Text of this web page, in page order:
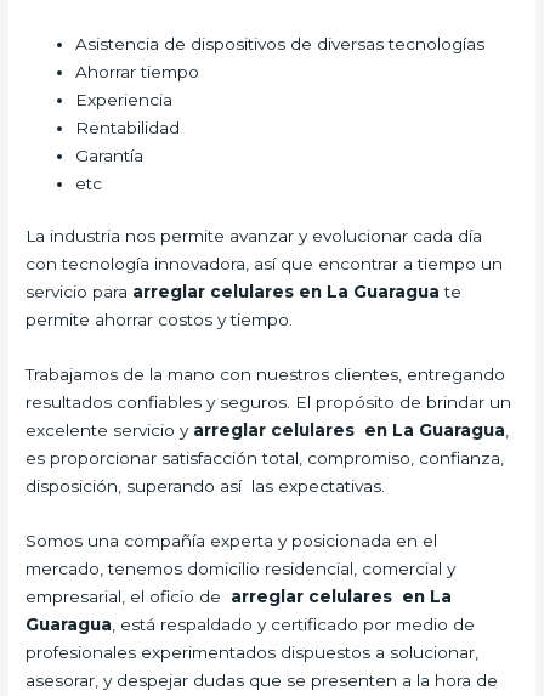
Asistencia de dispositivos de diversas tecnologías
Ahorrar tiempo
Experiencia
Rentabilidad
Garantía
etc
La industria nos permite avanzar y evolucionar cada día
con tecnología innovadora, así que encontrar a tiempo un
servicio para arreglar celulares en La Guaragua te
permite ahorrar costos y tiempo.
Trabajamos de la mano con nuestros clientes, entregando
resultados confiables y seguros. El propósito de brindar un
excelente servicio y arreglar celulares en La Guaragua
es proporcionar satisfacción total, compromiso, confianza,
disposición, superando así las expectativas.
Somos una compañía experta y posicionada en el
mercado, tenemos domicilio residencial, comercial y
empresarial, el oficio de arreglar celulares en La
Guaragua , está respaldado y certificado por medio de
profesionales experimentados dispuestos a solucionar,
asesorar, y despejar dudas que se presenten a la hora de